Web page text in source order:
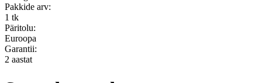
Pakkide arv:
1 tk
Päritolu:
Euroopa
Garantii:
2 aastat